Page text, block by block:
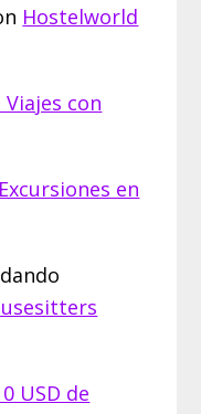
Hostelworld
con
en
USD de